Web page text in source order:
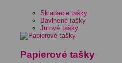
Skladacie tašky
Bavlnené tašky
Jutové tašky
Papierové tašky